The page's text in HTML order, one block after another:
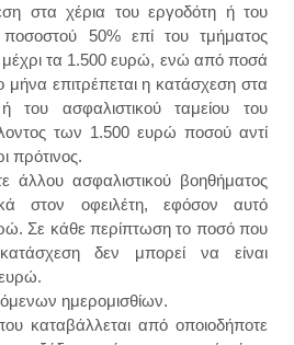
στα χέρια του εργοδότη ή του
ποσοστού 50% επί του τμήματος
τα 1.500 ευρώ, ενώ από ποσά
επιτρέπεται η κατάσχεση στα
του ασφαλιστικού ταμείου του
των 1.500 ευρώ ποσού αντί
πρότινος.
άλλου ασφαλιστικού βοηθήματος
στον οφειλέτη, εφόσον αυτό
Σε κάθε περίπτωση το ποσό που
δεν μπορεί να είναι
ημερομισθίων.
καταβάλλεται από οποιοδήποτε